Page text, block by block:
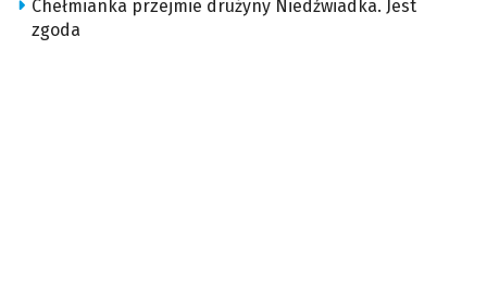
Chełmianka przejmie drużyny Niedźwiadka. Jest
zgoda